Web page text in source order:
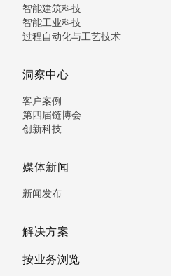
智能建筑科技
智能工业科技
过程自动化与工艺技术
洞察中心
客户案例
第四届链博会
创新科技
媒体新闻
新闻发布
解决方案
按业务浏览